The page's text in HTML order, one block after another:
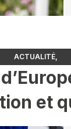
ACTUALITÉ,
et